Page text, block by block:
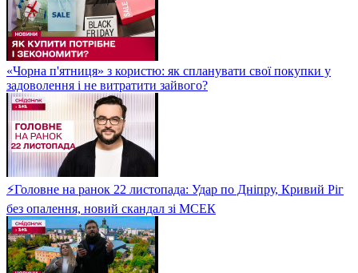
«Чорна п'ятниця» з користю: як спланувати свої покупки у
задоволення і не витратити зайвого?
⚡Головне на ранок 22 листопада: Удар по Дніпру, Кривий Ріг
без опалення, новий скандал зі МСЕК